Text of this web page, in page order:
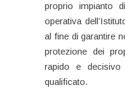
proprio impianto
operativa
al fine di garantire
protezione dei
rapido e decisivo
qualificato.